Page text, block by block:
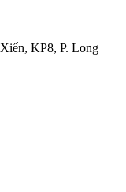
KP8, P. Long